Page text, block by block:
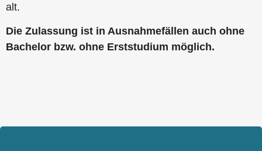
alt.
Die Zulassung ist in Ausnahmefällen auch ohne
Bachelor bzw. ohne Erststudium möglich.